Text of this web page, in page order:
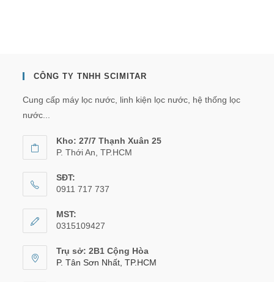
CÔNG TY TNHH SCIMITAR
Cung cấp máy lọc nước, linh kiện lọc nước, hệ thống lọc
nước...
Kho: 27/7 Thạnh Xuân 25
P. Thới An, TP.HCM
SĐT:
0911 717 737
MST:
0315109427
Trụ sở: 2B1 Cộng Hòa
P. Tân Sơn Nhất, TP.HCM